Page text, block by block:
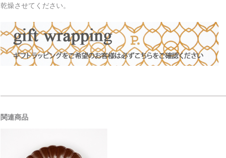
乾燥させてください。
関連商品